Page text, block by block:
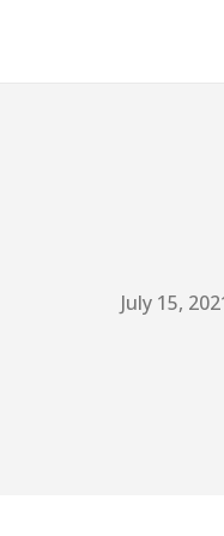
July 15,